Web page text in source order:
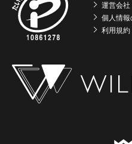
運営会社
個人情報
利用規約